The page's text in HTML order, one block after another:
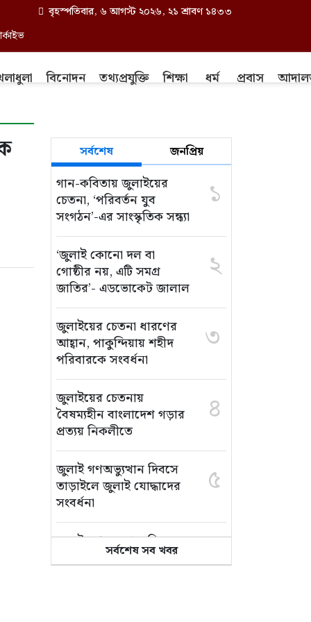
বৃহস্পতিবার, ৬ আগস্ট ২০২৬, ২১ শ্রাবণ ১৪৩৩
বিনোদন তথ্যপ্রযুক্তি শিক্ষা ধর্ম প্রবাস
সর্বশেষ জনপ্রিয়
গান-কবিতায় জুলাইয়ের
চেতনা, ‘পরিবর্তন যুব
সংগঠন’-এর সাংস্কৃতিক সন্ধ্যা
১
‘জুলাই কোনো দল বা
গোষ্ঠীর নয়, এটি সমগ্র
জাতির’- এডভোকেট জালাল
২
জুলাইয়ের চেতনা ধারণের
আহ্বান, পাকুন্দিয়ায় শহীদ
পরিবারকে সংবর্ধনা
৩
জুলাইয়ের চেতনায়
বৈষম্যহীন বাংলাদেশ গড়ার
প্রত্যয় নিকলীতে
৪
জুলাই গণঅভ্যুত্থান দিবসে
তাড়াইলে জুলাই যোদ্ধাদের
সংবর্ধনা
৫
জুলাই গণঅভ্যুত্থান দিবস
উপলক্ষে বাজিতপুরে শহীদ
সর্বশেষ সব খবর